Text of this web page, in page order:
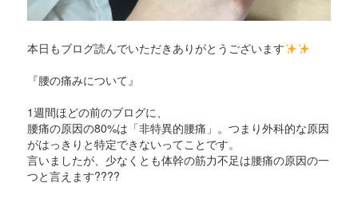
本日もブログ読んでいただきありがとうございます
『腰の痛みについて』
1週間ほどの前のブログに、
腰痛の原因の80%は「非特異的腰痛」。つまり外科的な原因
がはっきりと特定できないってことです。
言いましたが、少なくとも体幹の筋力不足は腰痛の原因の一
つと言えます????